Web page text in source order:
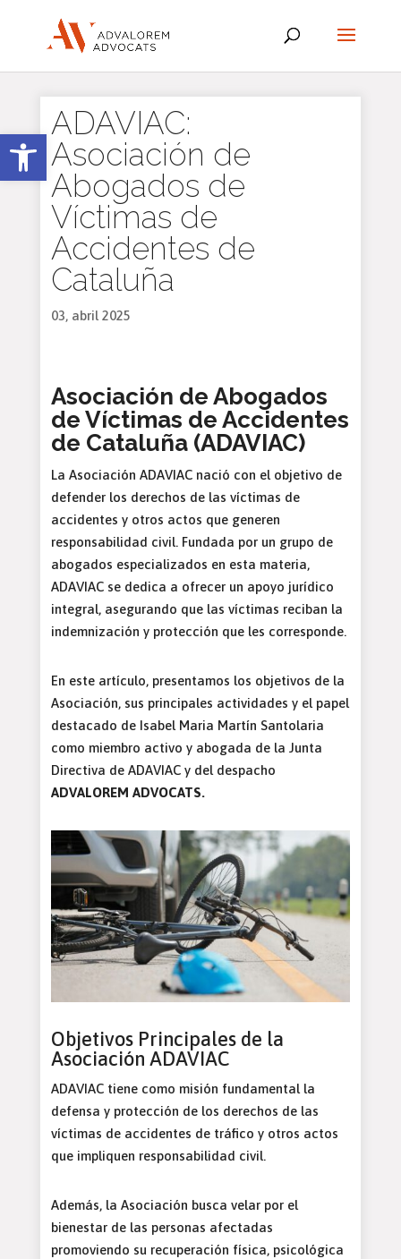
Abrir barra de herramientas
ADAVIAC:
Asociación de
Abogados de
Víctimas de
Accidentes de
Cataluña
03, abril 2025
Asociación de Abogados
de Víctimas de Accidentes
de Cataluña (ADAVIAC)
La Asociación ADAVIAC nació con el objetivo de
defender los derechos de las víctimas de
accidentes y otros actos que generen
responsabilidad civil. Fundada por un grupo de
abogados especializados en esta materia,
ADAVIAC se dedica a ofrecer un apoyo jurídico
integral, asegurando que las víctimas reciban la
indemnización y protección que les corresponde.
En este artículo, presentamos los objetivos de la
Asociación, sus principales actividades y el papel
destacado de Isabel Maria Martín Santolaria
como miembro activo y abogada de la Junta
Directiva de ADAVIAC y del despacho
ADVALOREM ADVOCATS.
Objetivos Principales de la
Asociación ADAVIAC
ADAVIAC tiene como misión fundamental la
defensa y protección de los derechos de las
víctimas de accidentes de tráfico y otros actos
que impliquen responsabilidad civil.
Además, la Asociación busca velar por el
bienestar de las personas afectadas
promoviendo su recuperación física, psicológica